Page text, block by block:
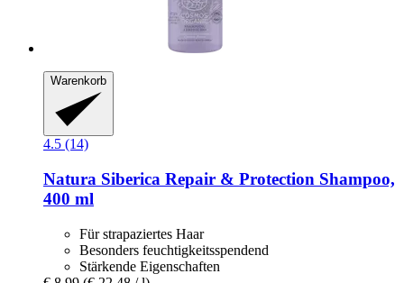
Warenkorb
4.5 (14)
Natura Siberica Repair & Protection Shampoo,
400 ml
Für strapaziertes Haar
Besonders feuchtigkeitsspendend
Stärkende Eigenschaften